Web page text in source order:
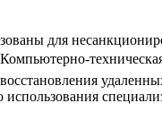
для
использования